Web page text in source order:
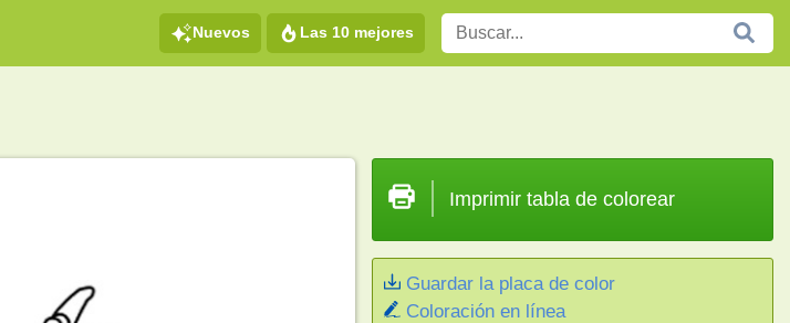
Nuevos Las 10 mejores
Imprimir tabla de colorear
Guardar la placa de color
Coloración en línea